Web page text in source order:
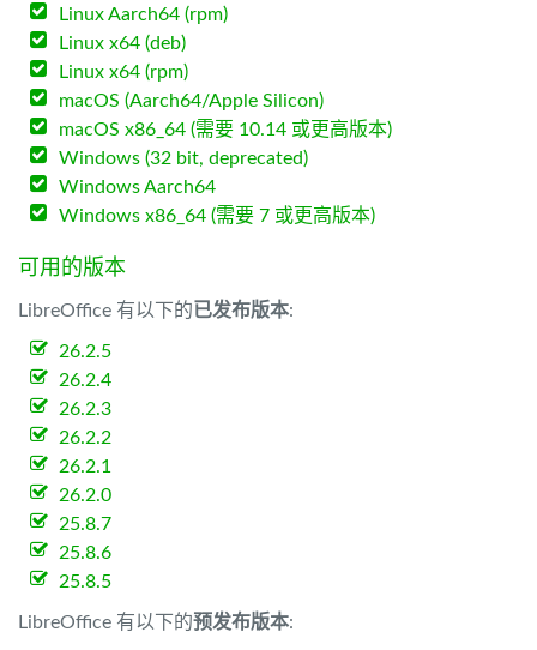
Linux Aarch64 (rpm)
Linux x64 (deb)
Linux x64 (rpm)
macOS (Aarch64/Apple Silicon)
macOS x86_64 (需要 10.14 或更高版本)
Windows (32 bit, deprecated)
Windows Aarch64
Windows x86_64 (需要 7 或更高版本)
可用的版本
LibreOffice 有以下的已发布版本:
26.2.5
26.2.4
26.2.3
26.2.2
26.2.1
26.2.0
25.8.7
25.8.6
25.8.5
LibreOffice 有以下的预发布版本: